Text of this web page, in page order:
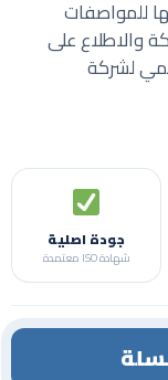
للمواصفات
والاطلاع على
لشركة
جودة اصلية
شهادة ISO معتمدة